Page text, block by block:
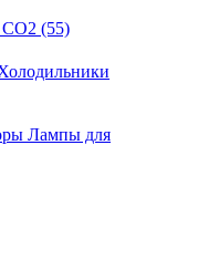
(55)
Лампы для